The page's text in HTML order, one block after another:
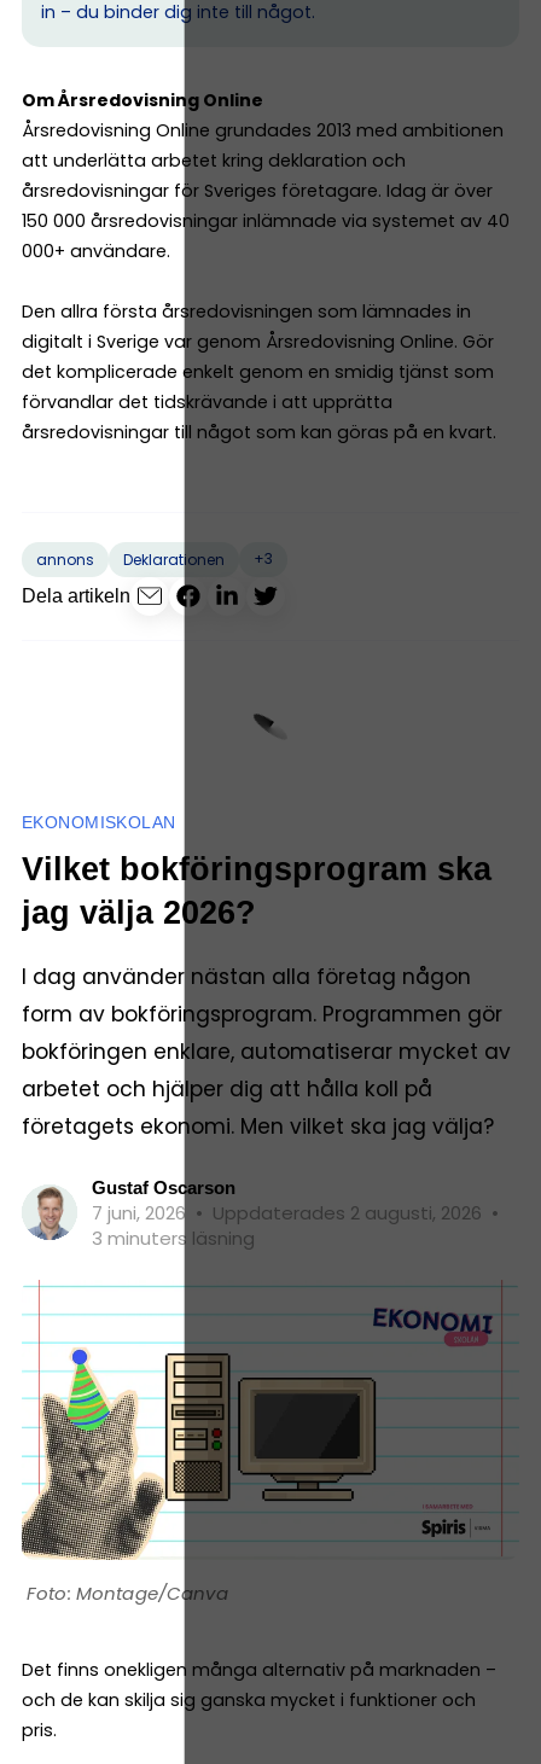
in – du binder dig inte till något.
Om Årsredovisning Online
Årsredovisning Online grundades 2013 med ambitionen
att underlätta arbetet kring deklaration och
årsredovisningar för Sveriges företagare. Idag är över
150 000 årsredovisningar inlämnade via systemet av 40
000+ användare.
Den allra första årsredovisningen som lämnades in
digitalt i Sverige var genom Årsredovisning Online. Gör
det komplicerade enkelt genom en smidig tjänst som
förvandlar det tidskrävande i att upprätta
årsredovisningar till något som kan göras på en kvart.
annons Deklarationen
+3
Dela artikeln
EKONOMISKOLAN
Vilket bokföringsprogram ska
jag välja 2026?
I dag använder nästan alla företag någon
form av bokföringsprogram. Programmen gör
bokföringen enklare, automatiserar mycket av
arbetet och hjälper dig att hålla koll på
företagets ekonomi. Men vilket ska jag välja?
Gustaf Oscarson
7 juni, 2026 • Uppdaterades 2 augusti, 2026 •
3 minuters läsning
Montage/Canva
Det finns onekligen många alternativ på marknaden –
och de kan skilja sig ganska mycket i funktioner och
pris.